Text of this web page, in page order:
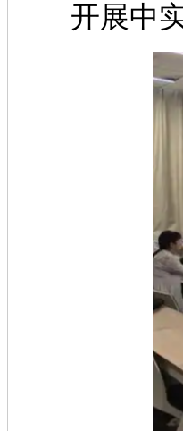
开展中